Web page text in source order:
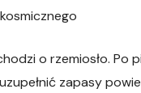
o rzemiosło. Po
zapasy